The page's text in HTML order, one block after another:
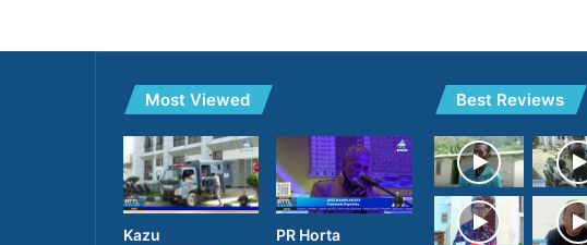
Most Viewed
Kazu
PR Horta
Best Reviews